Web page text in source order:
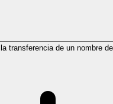
transferencia de un nombre